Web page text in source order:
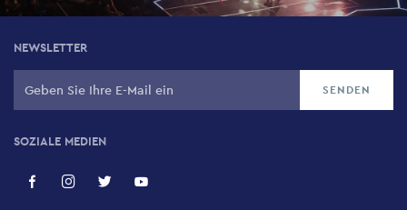
NEWSLETTER
SOZIALE MEDIEN